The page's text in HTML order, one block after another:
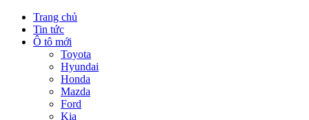
Trang chủ
Tin tức
Ô tô mới
Toyota
Hyundai
Honda
Mazda
Ford
Kia